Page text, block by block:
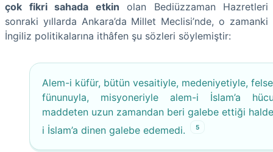
çok fikri sahada etkin olan Bediüzzaman Hazretleri
sonraki yıllarda Ankara’da Millet Meclisi’nde, o zamanki
İngiliz politikalarına ithâfen şu sözleri söylemiştir:
Alem-i küfür, bütün vesaitiyle, medeniyetiyle,
fünunuyla, misyoneriyle alem-i İslam’a
maddeten uzun zamandan beri galebe ettiği
i İslam’a dinen galebe edemedi.
5